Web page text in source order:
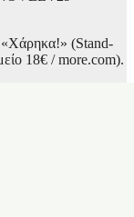
«Χάρηκα!» (Stand-
18€ / more.com).